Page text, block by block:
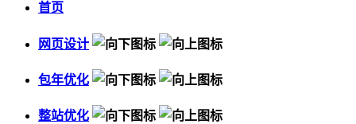
首页
网页设计
包年优化
整站优化